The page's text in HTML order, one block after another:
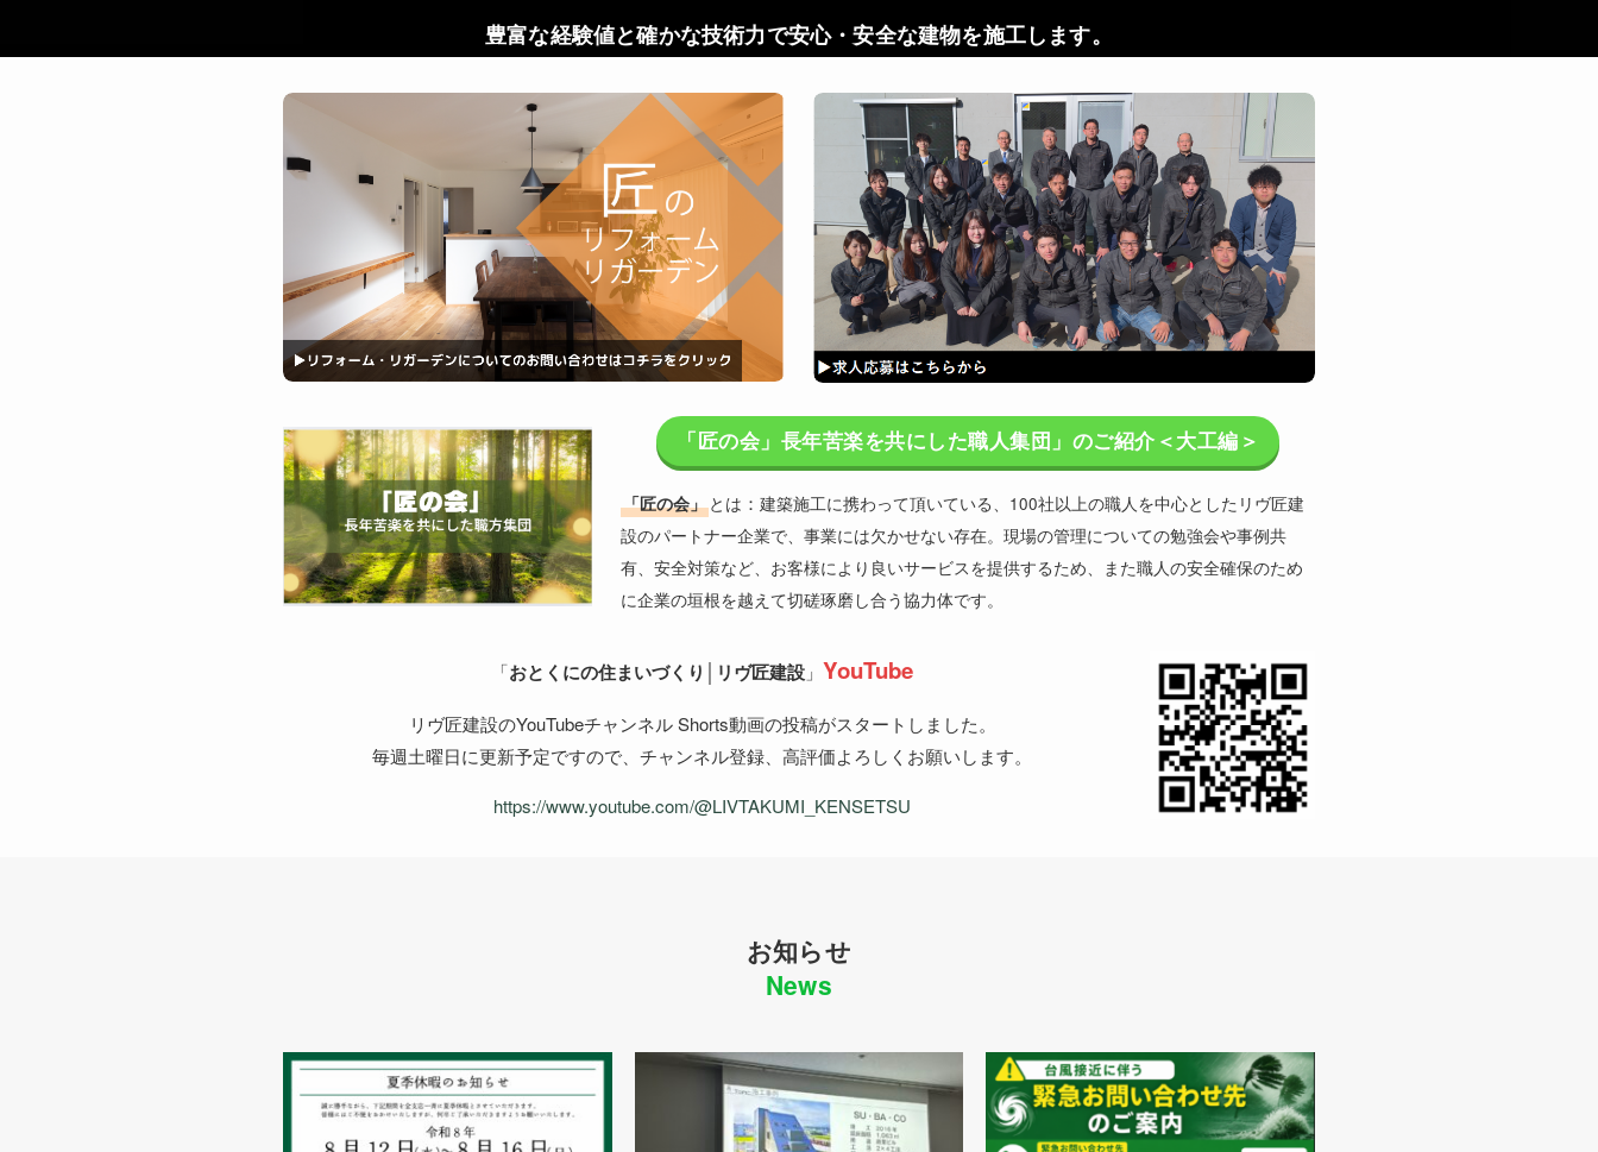
豊富な経験値と確かな技術力で安心・安全な建物を施工します。
「匠の会」長年苦楽を共にした職人集団」のご紹介＜大工編＞
「匠の会」とは ：建築施工に携わって頂いている、100社以上の職人を中心としたリヴ匠建
設のパートナー企業で、事業には欠かせない存在。現場の管理についての勉強会や事例共
有、安全対策など、お客様により良いサービスを提供するため、また職人の安全確保のため
に企業の垣根を越えて切磋琢磨し合う協力体です。
「おとくにの住まいづくり│リヴ匠建設 」YouTube
リヴ匠建設のYouTubeチャンネル Shorts動画の投稿がスタートしました。
毎週土曜日に更新予定ですので、チャンネル登録、高評価よろしくお願いします。
https://www.youtube.com/@LIVTAKUMI_KENSETSU
お知らせ
News